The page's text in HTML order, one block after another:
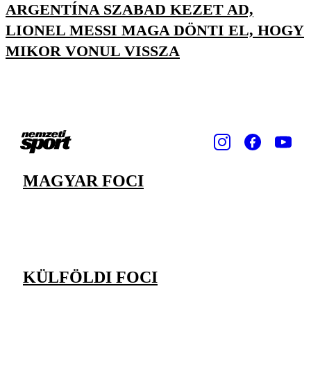
ARGENTÍNA SZABAD KEZET AD,
LIONEL MESSI MAGA DÖNTI EL, HOGY
MIKOR VONUL VISSZA
MAGYAR FOCI
KÜLFÖLDI FOCI